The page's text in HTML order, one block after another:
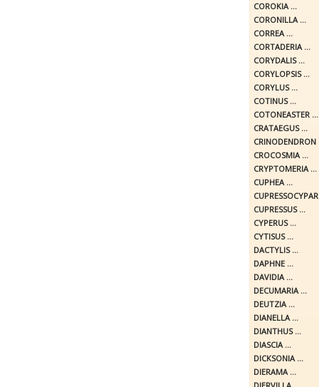
COROKIA ...
CORONILLA ...
CORREA ...
CORTADERIA ...
CORYDALIS ...
CORYLOPSIS ...
CORYLUS ...
COTINUS ...
COTONEASTER ...
CRATAEGUS ...
CRINODENDRON
CROCOSMIA ...
CRYPTOMERIA ...
CUPHEA ...
CUPRESSUS ...
CYPERUS ...
CYTISUS ...
DACTYLIS ...
DAPHNE ...
DAVIDIA ...
DECUMARIA ...
DEUTZIA ...
DIANELLA ...
DIANTHUS ...
DIASCIA ...
DICKSONIA ...
DIERAMA ...